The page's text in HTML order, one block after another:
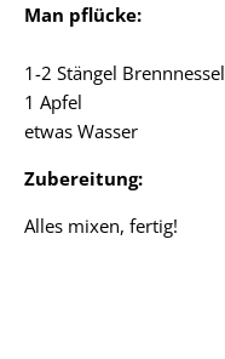
Man pflücke:
1-2 Stängel Brennnessel
1 Apfel
etwas Wasser
Zubereitung:
Alles mixen, fertig!